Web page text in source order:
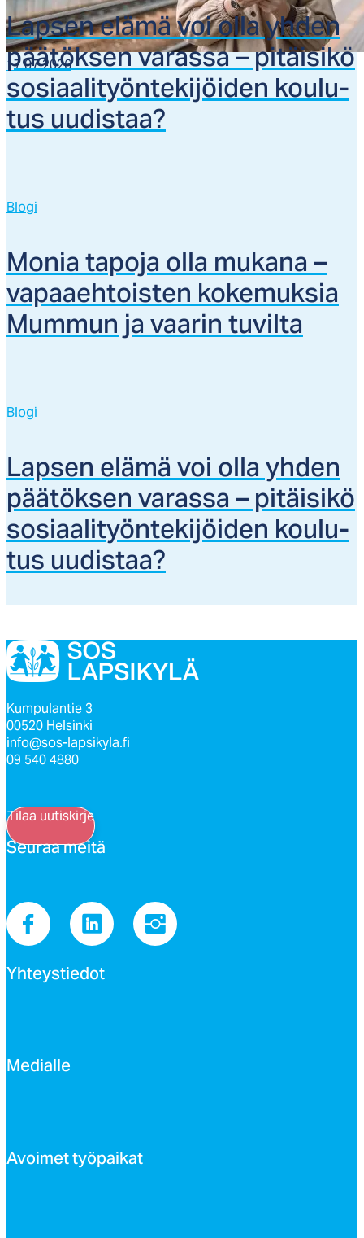
17.07.2026
Lap­sen elä­mä voi ol­la yh­den
pää­tök­sen va­ras­sa – pi­täi­si­kö
so­siaa­li­työn­te­ki­jöi­den kou­lu­
tus uu­dis­taa?
Blogi
Mo­nia ta­po­ja ol­la mu­ka­na –
va­paaeh­tois­ten ko­ke­muk­sia
Mum­mun ja vaa­rin tu­vil­ta
Blogi
Lap­sen elä­mä voi ol­la yh­den
pää­tök­sen va­ras­sa – pi­täi­si­kö
so­siaa­li­työn­te­ki­jöi­den kou­lu­
tus uu­dis­taa?
Kumpulantie 3
00520 Helsinki
info@sos-lapsikyla.fi
09 540 4880
Tilaa uutiskirje
Seu­raa mei­tä
Yh­teys­tie­dot
Me­dial­le
Avoi­met työ­pai­kat